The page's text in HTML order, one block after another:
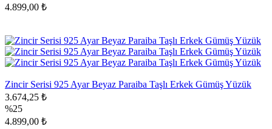
4.899,00 ₺
Zincir Serisi 925 Ayar Beyaz Paraiba Taşlı Erkek Gümüş Yüzük
3.674,25 ₺
%25
4.899,00 ₺